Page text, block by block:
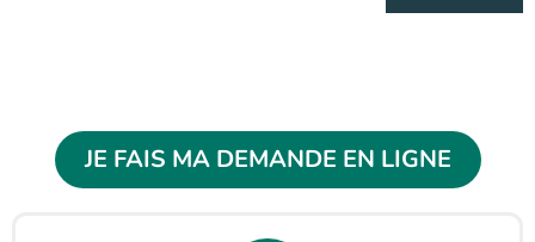
JE FAIS MA DEMANDE EN LIGNE